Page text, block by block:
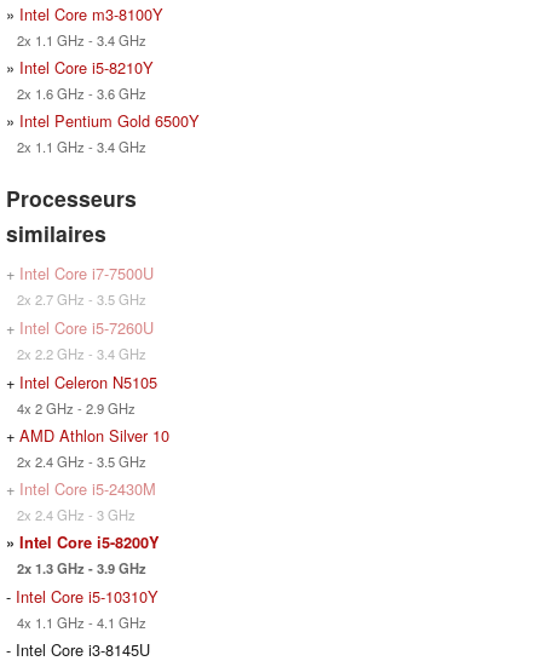
» Intel Core m3-8100Y
2x 1.1 GHz - 3.4 GHz
» Intel Core i5-8210Y
2x 1.6 GHz - 3.6 GHz
» Intel Pentium Gold 6500Y
2x 1.1 GHz - 3.4 GHz
Processeurs
similaires
+ Intel Core i7-7500U
2x 2.7 GHz - 3.5 GHz
+ Intel Core i5-7260U
2x 2.2 GHz - 3.4 GHz
+ Intel Celeron N5105
4x 2 GHz - 2.9 GHz
+ AMD Athlon Silver 10
2x 2.4 GHz - 3.5 GHz
+ Intel Core i5-2430M
2x 2.4 GHz - 3 GHz
» Intel Core i5-8200Y
2x 1.3 GHz - 3.9 GHz
- Intel Core i5-10310Y
4x 1.1 GHz - 4.1 GHz
- Intel Core i3-8145U